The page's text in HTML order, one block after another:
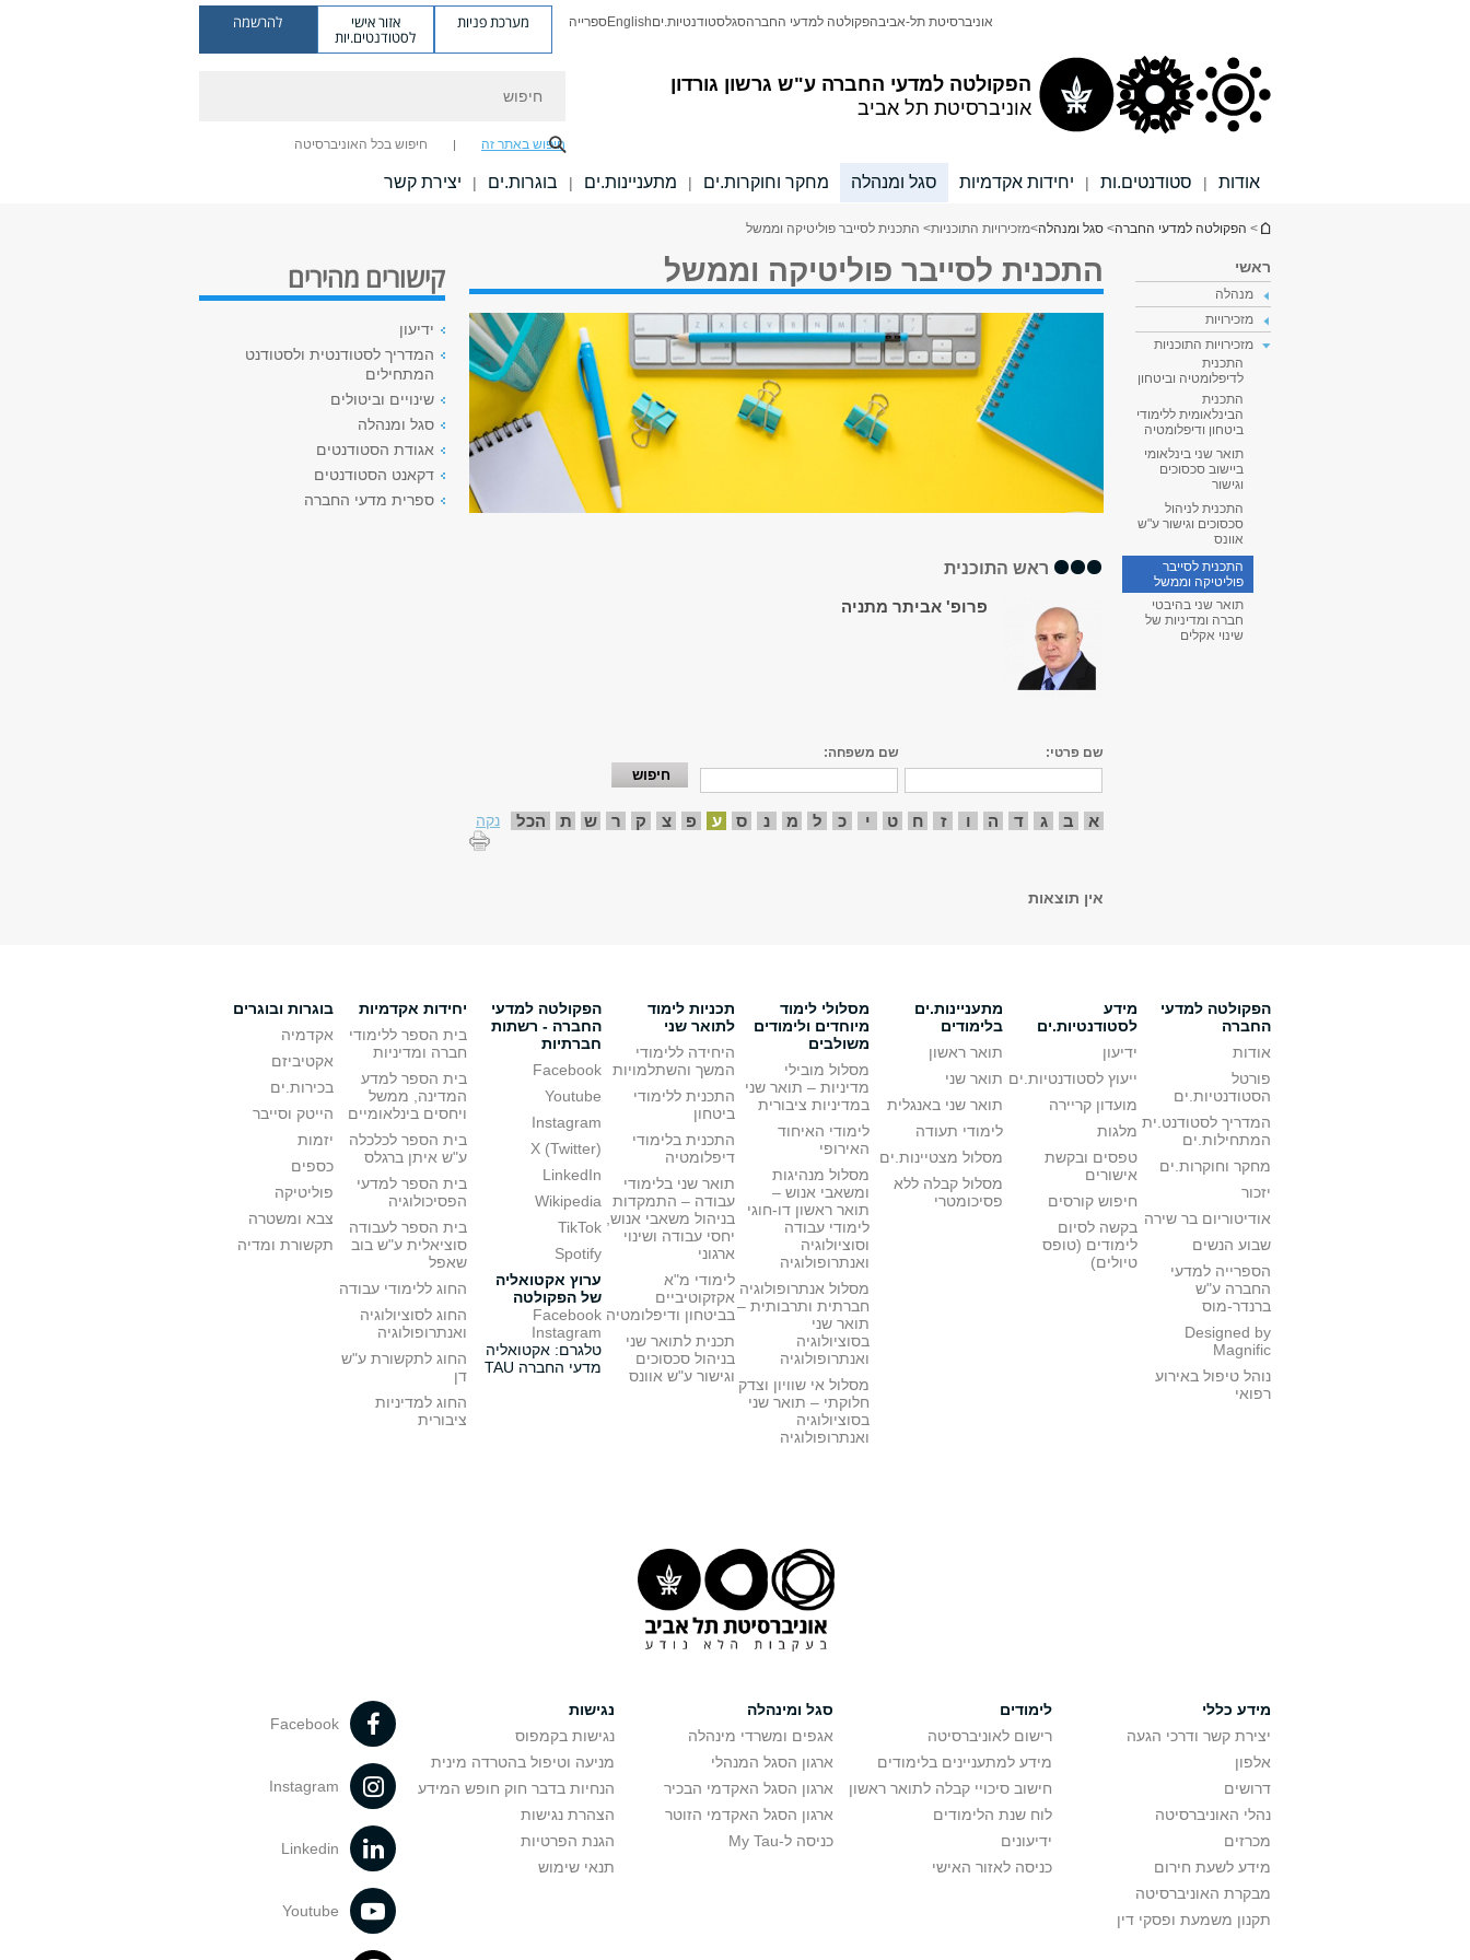
הפקולטה למדעי החברה ע"ש גרשון גורדון
אוניברסיטת תל אביב
אוניברסיטת תל-אביבהפקולטה למדעי החברהסגלסטודנטיות.יםEnglishספרייה מערכת פניות אזור אישי
לסטודנטים.יות
להרשמה
חיפוש באתר זה חיפוש בכל האוניברסיטה
אודות | סטודנטים.ות | יחידות אקדמיות סגל ומנהלה מחקר וחוקרות.ים | מתעניינות.ים | בוגרות.ים | יצירת קשר
הינך נמצא כאן
> הפקולטה למדעי החברה> סגל ומנהלה>מזכירויות התוכניות> התכנית לסייבר פוליטיקה וממשל
ראשי
מנהלה
מזכירויות
מזכירויות התוכניות
התכנית
לדיפלומטיה וביטחון
התכנית
הבינלאומית ללימודי
ביטחון ודיפלומטיה
תואר שני בינלאומי
ביישוב סכסוכים
וגישור
התכנית לניהול
סכסוכים וגישור ע"ש
אוונס
התכנית לסייבר
פוליטיקה וממשל
תואר שני בהיבטי
חברה ומדיניות של
שינוי אקלים
התכנית לסייבר פוליטיקה וממשל
ראש התוכנית
פרופ' אביתר מתניה
שם פרטי: שם משפחה:
א ב ג ד ה ו ז ח ט י כ ל מ נ ס ע פ צ ק ר ש ת הכל נקה
אין תוצאות
קישורים מהירים
ידיעון
המדריך לסטודנטית ולסטודנט
המתחילים
שינויים וביטולים
סגל ומנהלה
אגודת הסטודנטים
דקאנט הסטודנטים
ספרית מדעי החברה
הפקולטה למדעי
החברה
אודות
פורטל
הסטודנטיות.ים
המדריך לסטודנט.ית
המתחילות.ים
מחקר וחוקרות.ים
יזכור
אודיטוריום בר שירה
שבוע הנשים
הספרייה למדעי
החברה ע"ש
ברנדר-מוס
Designed by
Magnific
נוהל טיפול באירוע
רפואי
מידע
לסטודנטיות.ים
ידיעון
ייעוץ לסטודנטיות.ים
מועדון קריירה
מלגות
טפסים ובקשת
אישורים
חיפוש קורסים
בקשה לסיום
לימודים (טופס
טיולים)
מתעניינות.ים
בלימודים
תואר ראשון
תואר שני
תואר שני באנגלית
לימודי תעודה
מסלול מצטיינות.ים
מסלול קבלה ללא
פסיכומטרי
מסלולי לימוד
מיוחדים ולימודים
משולבים
מסלול מובילי
מדיניות – תואר שני
במדיניות ציבורית
לימודי האיחוד
האירופי
מסלול מנהיגות
ומשאבי אנוש –
תואר ראשון דו-חוגי
לימודי עבודה
וסוציולוגיה
ואנתרופולוגיה
מסלול אנתרופולוגיה
חברתית ותרבותית –
תואר שני
בסוציולוגיה
ואנתרופולוגיה
מסלול אי שוויון וצדק
חלוקתי – תואר שני
בסוציולוגיה
ואנתרופולוגיה
תכניות לימוד
לתואר שני
היחידה ללימודי
המשך והשתלמויות
התכנית ללימודי
ביטחון
התכנית בלימודי
דיפלומטיה
תואר שני בלימודי
עבודה – התמקדות
בניהול משאבי אנוש,
יחסי עבודה ושינוי
ארגוני
לימודי מ"א
אקזקוטיביים
בביטחון ודיפלומטיה
תכנית לתואר שני
בניהול סכסוכים
וגישור ע"ש אוונס
הפקולטה למדעי
החברה - רשתות
חברתיות
Facebook
Youtube
Instagram
X (Twitter)
LinkedIn
Wikipedia
TikTok
Spotify
ערוץ אקטואליה
של הפקולטה
Facebook
Instagram
טלגרם: אקטואליה
מדעי החברה TAU
יחידות אקדמיות
בית הספר ללימודי
חברה ומדיניות
בית הספר למדע
המדינה, ממשל
ויחסים בינלאומיים
בית הספר לכלכלה
ע"ש איתן ברגלס
בית הספר למדעי
הפסיכולוגיה
בית הספר לעבודה
סוציאלית ע"ש בוב
שאפל
החוג ללימודי עבודה
החוג לסוציולוגיה
ואנתרופולוגיה
החוג לתקשורת ע"ש
דן
החוג למדיניות
ציבורית
בוגרות ובוגרים
אקדמיה
אקטיביזם
בכירות.ים
הייטק וסייבר
יזמות
כספים
פוליטיקה
צבא ומשטרה
תקשורת ומדיה
מידע כללי
יצירת קשר ודרכי הגעה
אלפון
דרושים
נהלי האוניברסיטה
מכרזים
מידע לשעת חירום
מבקרת האוניברסיטה
תקנון משמעת ופסקי דין
לימודים
רישום לאוניברסיטה
מידע למתעניינים בלימודים
חישוב סיכויי קבלה לתואר ראשון
לוח שנת הלימודים
ידיעונים
כניסה לאזור האישי
סגל ומינהלה
אגפים ומשרדי מינהלה
ארגון הסגל המנהלי
ארגון הסגל האקדמי הבכיר
ארגון הסגל האקדמי הזוטר
כניסה ל-My Tau
נגישות
נגישות בקמפוס
מניעה וטיפול בהטרדה מינית
הנחיות בדבר חוק חופש המידע
הצהרת נגישות
הגנת הפרטיות
תנאי שימוש
Facebook
Instagram
Linkedin
Youtube